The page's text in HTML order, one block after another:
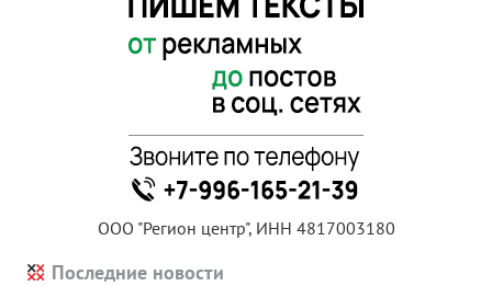
ООО "Регион центр", ИНН 4817003180
Последние новости